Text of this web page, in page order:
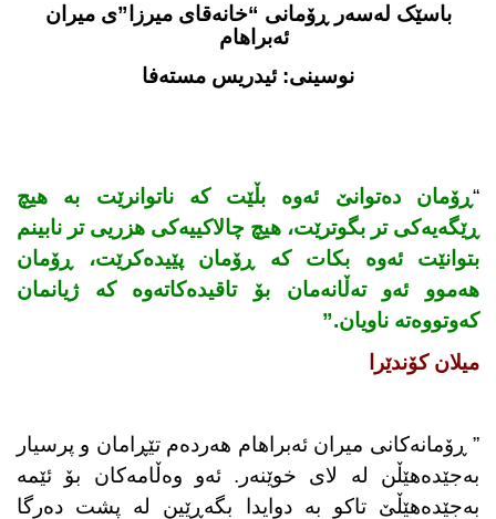
باسێک لەسەر ڕۆمانی “خانەقای میرزا”ی میران
ئەبراهام
نوسینی: ئیدریس مستەفا
“ڕۆمان دەتوانێ ئەوە بڵێت کە ناتوانرێت بە هیچ
ڕێگەیەکی تر بگوترێت، هیچ چالاکییەکی هزریی تر نابینم
بتوانێت ئەوە بکات کە ڕۆمان پێیدەکرێت، ڕۆمان
هەموو ئەو تەڵانەمان بۆ تاقیدەکاتەوە کە ژیانمان
کەوتووەتە ناویان.”
میلان کۆندێرا
” ڕۆمانەکانی میران ئەبراهام هەردەم تێڕامان و پرسیار
بەجێدەهێڵن لە لای خوێنەر. ئەو وەڵامەکان بۆ ئێمە
بەجێدەهێڵێ تاکو بە دوایدا بگەڕێین لە پشت دەرگا